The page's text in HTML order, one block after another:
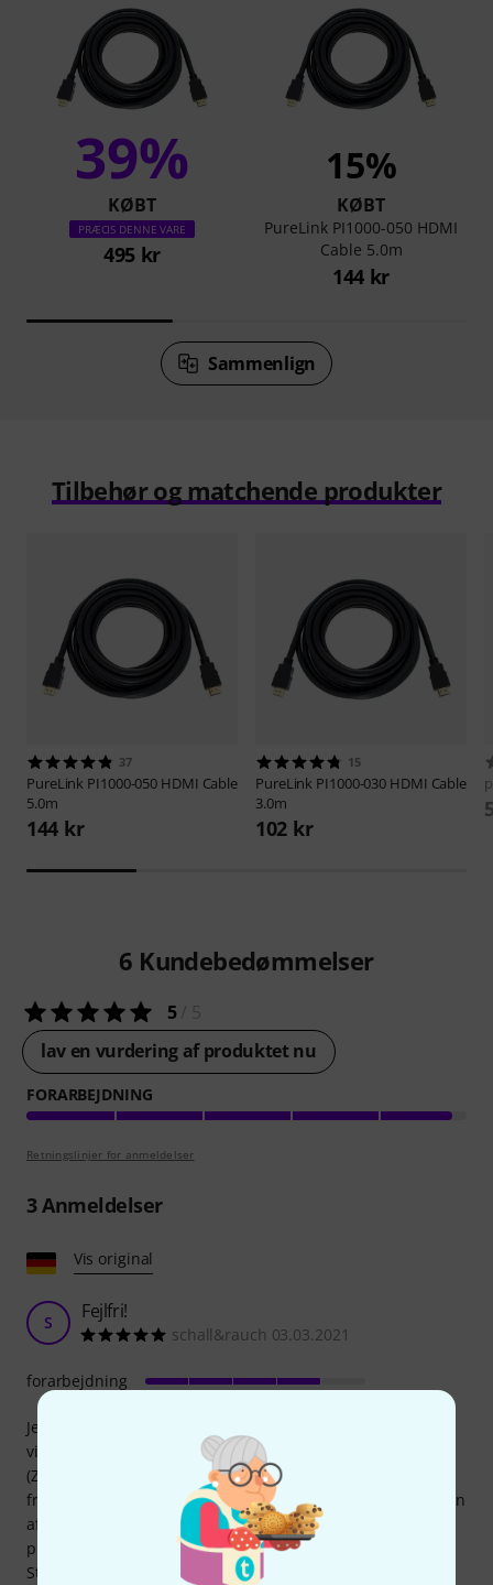
39%
KØBT
PRÆCIS DENNE VARE
495 kr
15%
KØBT
PureLink PI1000-050 HDMI
Cable 5.0m
144 kr
Sammenlign
Tilbehør og matchende produkter
37
PureLink PI1000-050 HDMI Cable
5.0m
144 kr
15
PureLink PI1000-030 HDMI Cable
3.0m
102 kr
6 Kundebedømmelser
5/ 5
lav en vurdering af produktet nu
FORARBEJDNING
Retningslinjer for anmeldelser
3Anmeldelser
Vis original
S Fejlfri!
schall&rauch 03.03.2021
Jeg havde brug for dette kabel til en
videokonferenceopsætning (Zoom) for at styre mit webcam
(Zoom q2n4K) i et stort rum. Kablet har vist sig at være
fremragende i flere anvendelser og fungerer fejlfrit og uden
afbrydelser. Jeg trækker én stjerne fra for materialet i
plastik-samledåsen med USB-porte og strømforsyning.
Strømadapterens jackstik passer perfekt i stikkontakten,
forarbejdning